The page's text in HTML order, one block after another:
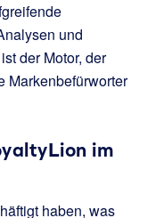
und
der Motor, der
Markenbefürworter
im
haben, was